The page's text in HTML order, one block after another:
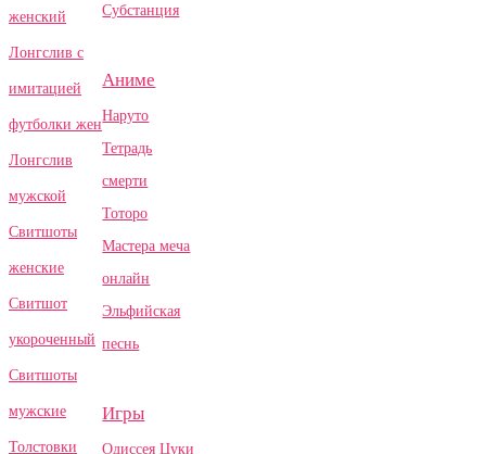
женский
Лонгслив с
имитацией
футболки жен
Лонгслив
мужской
Свитшоты
женские
Свитшот
укороченный
Свитшоты
мужские
Толстовки
Субстанция
Аниме
Наруто
Тетрадь
смерти
Тоторо
Мастера меча
онлайн
Эльфийская
песнь
Игры
Одиссея Цуки